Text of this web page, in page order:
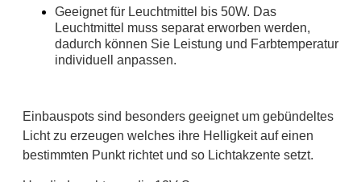
Geeignet für Leuchtmittel bis 50W. Das
Leuchtmittel muss separat erworben werden,
dadurch können Sie Leistung und Farbtemperatur
individuell anpassen.
Einbauspots sind besonders geeignet um gebündeltes
Licht zu erzeugen welches ihre Helligkeit auf einen
bestimmten Punkt richtet und so Lichtakzente setzt.